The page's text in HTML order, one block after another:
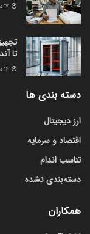
تا
دسته بندی ها
ارز دیجیتال
اقتصاد و سرمایه
تناسب اندام
دسته‌بندی نشده
همکاران